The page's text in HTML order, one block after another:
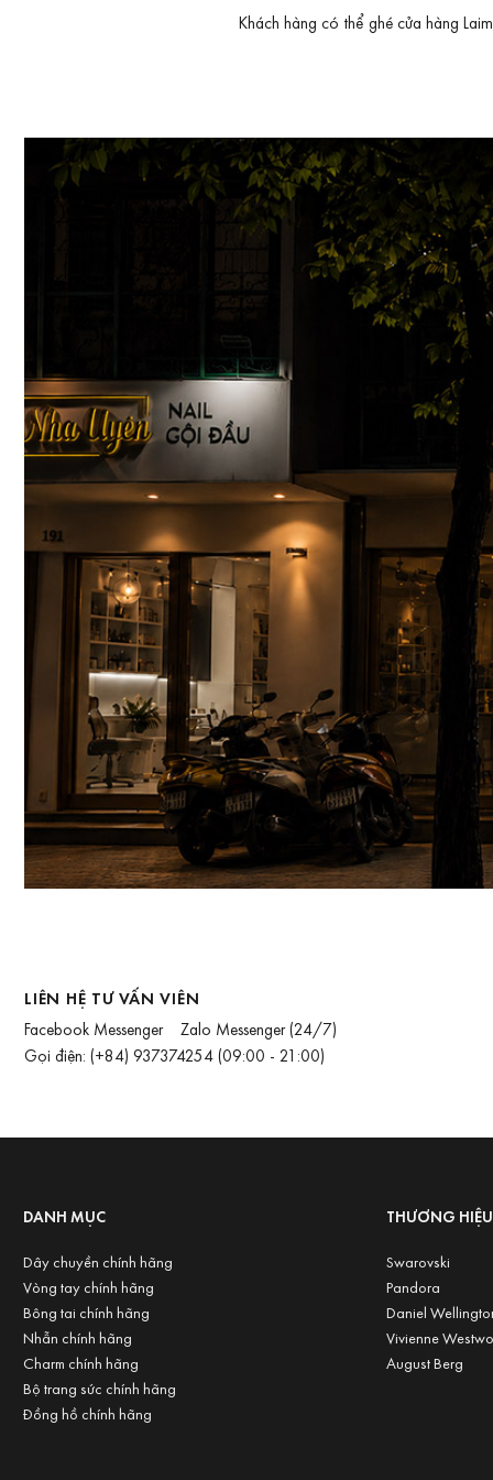
Khách hàng có thể ghé cửa hàng
LIÊN HỆ TƯ VẤN VIÊN
Facebook Messenger Zalo Messenger(24/7)
Gọi điện: (+84) 937374254(09:00 - 21:00)
DANH MỤC
Dây chuyền chính hãng
Vòng tay chính hãng
Bông tai chính hãng
Nhẫn chính hãng
Charm chính hãng
Bộ trang sức chính hãng
Đồng hồ chính hãng
THƯƠNG HIỆU
Swarovski
Pandora
Daniel
Vivienne
August Berg